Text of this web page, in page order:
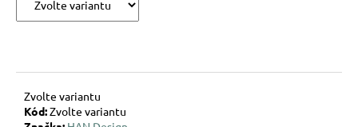
Zvolte variantu
Kód:Zvolte variantu
KOULE
PŘÍRODNÍ